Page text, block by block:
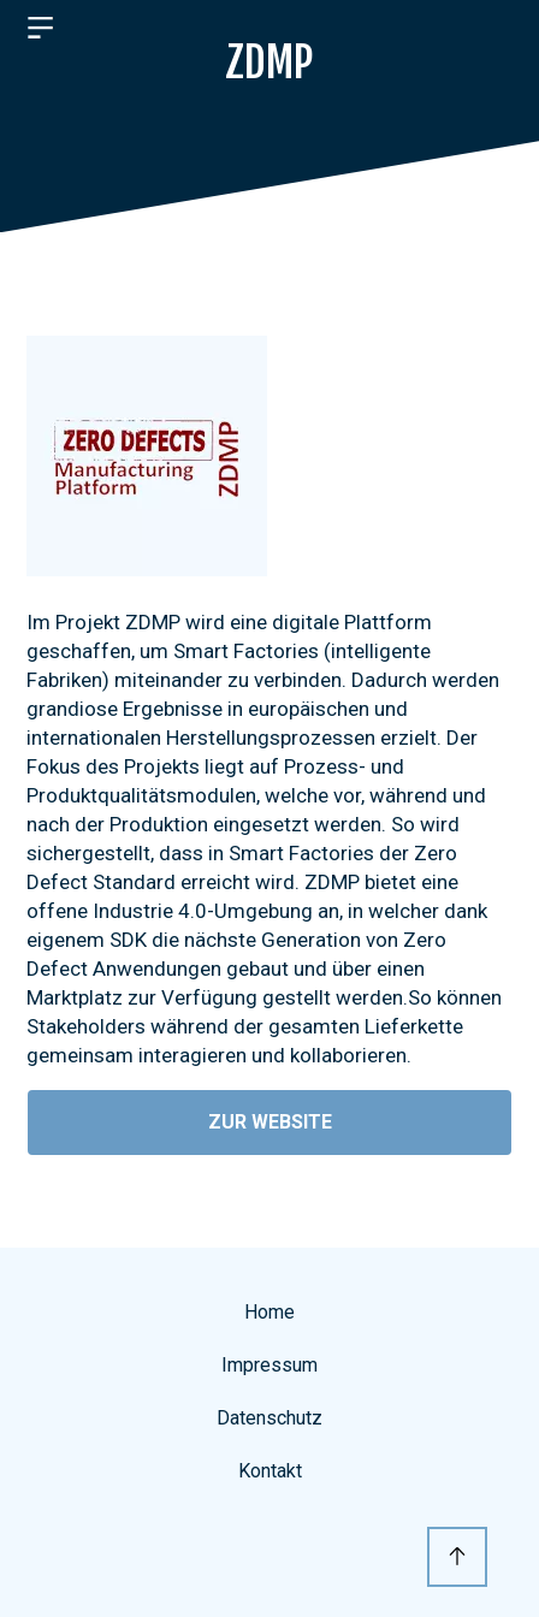
PRODUKTE
JOBS
NEWS
ZDMP
Im Projekt ZDMP wird eine digitale Plattform
geschaffen, um Smart Factories (intelligente
Fabriken) miteinander zu verbinden. Dadurch werden
grandiose Ergebnisse in europäischen und
internationalen Herstellungsprozessen erzielt. Der
Fokus des Projekts liegt auf Prozess- und
Produktqualitätsmodulen, welche vor, während und
nach der Produktion eingesetzt werden. So wird
sichergestellt, dass in Smart Factories der Zero
Defect Standard erreicht wird. ZDMP bietet eine
offene Industrie 4.0-Umgebung an, in welcher dank
eigenem SDK die nächste Generation von Zero
Defect Anwendungen gebaut und über einen
Marktplatz zur Verfügung gestellt werden.So können
Stakeholders während der gesamten Lieferkette
gemeinsam interagieren und kollaborieren.
ZUR WEBSITE
Home
Impressum
Datenschutz
Kontakt